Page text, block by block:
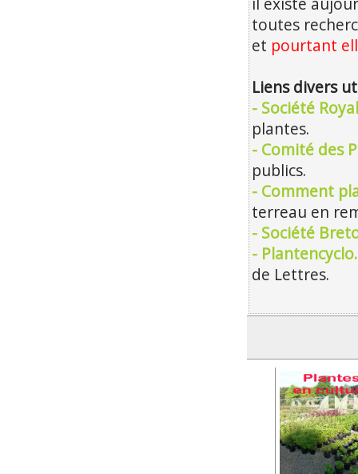
toutes
et pourtant
Liens divers
- Société
plantes.
- Comité des
publics.
- Comment
terreau en
- Société
-
de Lettres.